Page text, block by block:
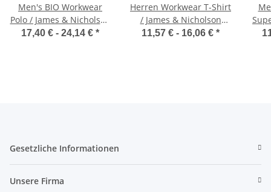
Men's BIO Workwear
Polo / James & Nicholson
JN874
17,40 € - 24,14 € *
Herren Workwear T-Shirt
/ James & Nicholson
JN1808
11,57 € - 16,06 € *
Gesetzliche Informationen
Unsere Firma